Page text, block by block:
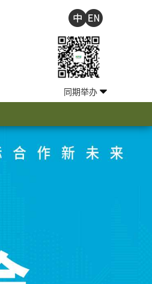
同期举办